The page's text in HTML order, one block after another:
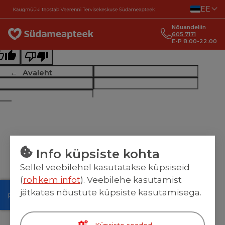
EE
Nõuandeliin
605 7171
E-P 8.00-22.00
Avaleht
text
this translation
feedback will be used to help improve Google Translate
Info küpsiste kohta
Sellel veebilehel kasutatakse küpsiseid
(rohkem infot). Veebilehe kasutamist
jätkates nõustute küpsiste kasutamisega.